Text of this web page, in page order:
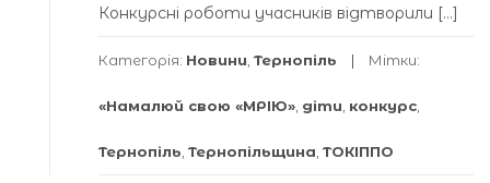
Конкурсні роботи учасників відтворили […]
Категорія: Новини Тернопіль Мітки:
«Намалюй свою «МРІЮ» діти конкурс
Тернопіль Тернопільщина ТОКІППО